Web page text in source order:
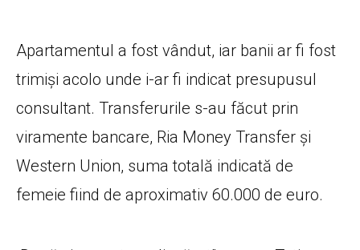
Apartamentul a fost vândut, iar banii ar fi fost
trimiși acolo unde i-ar fi indicat presupusul
consultant. Transferurile s-au făcut prin
viramente bancare, Ria Money Transfer și
Western Union, suma totală indicată de
femeie fiind de aproximativ 60.000 de euro.